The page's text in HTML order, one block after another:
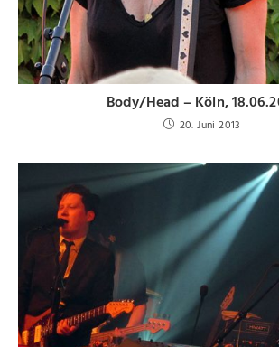
Body/Head – Köln,
20. Juni 2013